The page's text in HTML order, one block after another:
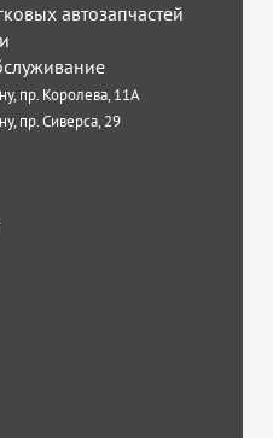
автозапчастей
пр. Королева, 11А
пр. Сиверса, 29